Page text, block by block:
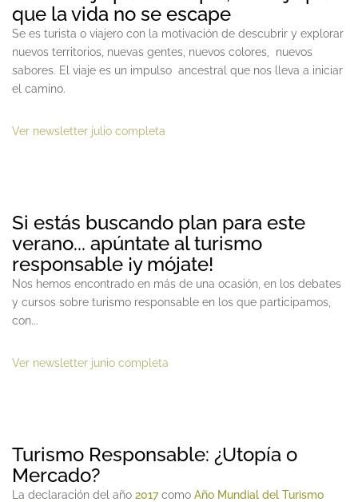
que la vida no se escape
Se es turista o viajero con la motivación de descubrir y explorar
nuevos territorios, nuevas gentes, nuevos colores, nuevos
sabores. El viaje es un impulso ancestral que nos lleva a iniciar
el camino.
Ver newsletter julio completa
Si estás buscando plan para este
verano... apúntate al turismo
responsable ¡y mójate!
Nos hemos encontrado en más de una ocasión, en los debates
y cursos sobre turismo responsable en los que participamos,
con...
Ver newsletter junio completa
Turismo Responsable: ¿Utopía o
Mercado?
La declaración del año 2017como Año Mundial del Turismo